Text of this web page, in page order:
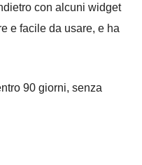
con alcuni widget
e facile da usare, e ha
90 giorni, senza